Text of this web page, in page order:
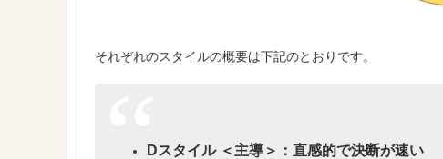
それぞれのスタイルの概要は下記のとおりです。
Dスタイル ＜主導＞：直感的で決断が速い